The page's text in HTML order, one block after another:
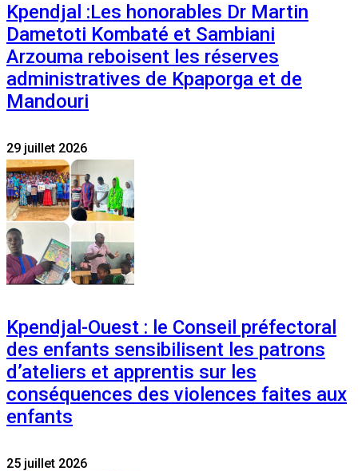
Kpendjal :Les honorables Dr Martin
Dametoti Kombaté et Sambiani
Arzouma reboisent les réserves
administratives de Kpaporga et de
Mandouri
29 juillet 2026
Kpendjal-Ouest : le Conseil préfectoral
des enfants sensibilisent les patrons
d’ateliers et apprentis sur les
conséquences des violences faites aux
enfants
25 juillet 2026